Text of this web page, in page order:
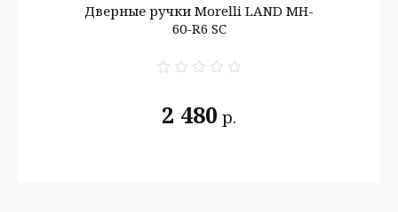
Дверные ручки Morelli LAND MH-
60-R6 SC
2 480 р.